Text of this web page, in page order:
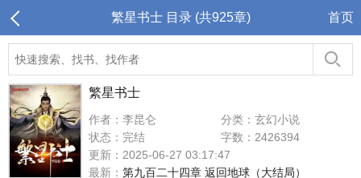
繁星书士 目录 (共925章) 首页
繁星书士
作者：李昆仑
分类：玄幻小说
状态：完结
字数：2426394
更新：2025-06-27 03:17:47
最新： 第九百二十四章 返回地球（大结局）